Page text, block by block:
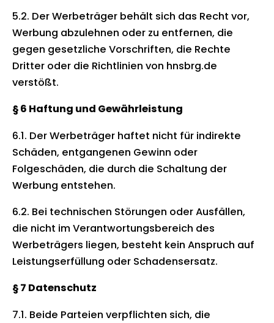
5.2. Der Werbeträger behält sich das Recht vor,
Werbung abzulehnen oder zu entfernen, die
gegen gesetzliche Vorschriften, die Rechte
Dritter oder die Richtlinien von hnsbrg.de
verstößt.
§ 6 Haftung und Gewährleistung
6.1. Der Werbeträger haftet nicht für indirekte
Schäden, entgangenen Gewinn oder
Folgeschäden, die durch die Schaltung der
Werbung entstehen.
6.2. Bei technischen Störungen oder Ausfällen,
die nicht im Verantwortungsbereich des
Werbeträgers liegen, besteht kein Anspruch auf
Leistungserfüllung oder Schadensersatz.
§ 7 Datenschutz
7.1. Beide Parteien verpflichten sich, die